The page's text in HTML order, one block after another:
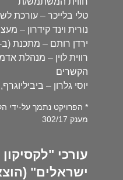
טלי בלייכר – עורכת
נורית וינד קידרון –
ירדן רותם – מתכנת (ב-2019-
רווית לוין – מנהלת
הקשרים
יוסי גלרון –
* הפרויקט נתמך על-ידי
מענק 302/17
עורכי
ישראלים"